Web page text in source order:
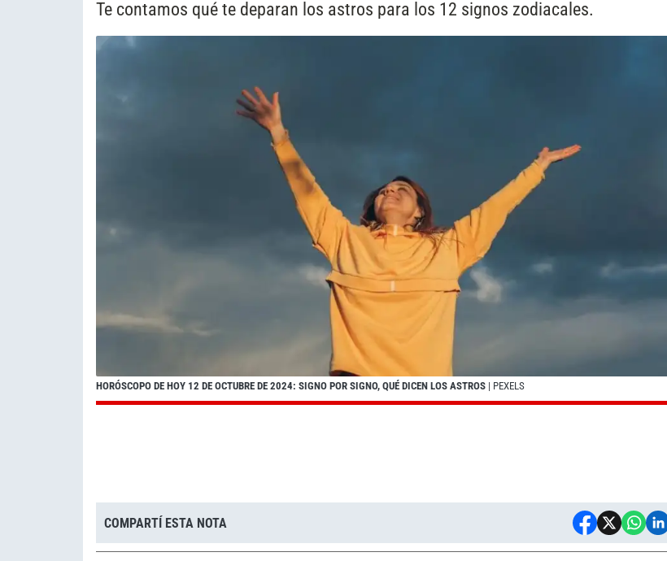
Te contamos qué te deparan los astros para los 12 signos zodiacales.
HORÓSCOPO DE HOY 12 DE OCTUBRE DE 2024: SIGNO POR SIGNO, QUÉ DICEN LOS ASTROS | PEXELS
COMPARTÍ ESTA NOTA